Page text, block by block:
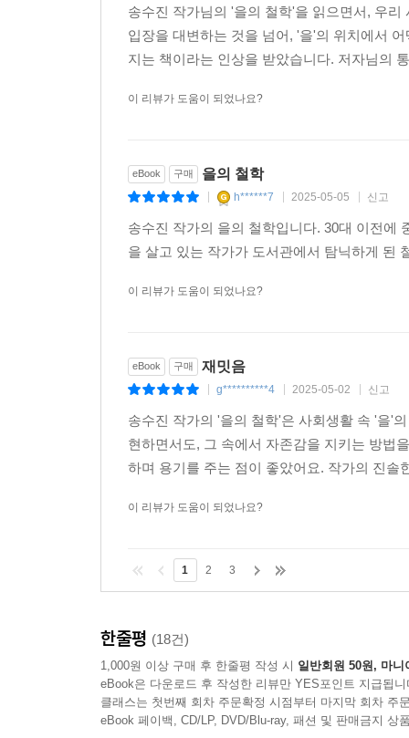
송수진 작가님의 '을의 철학'을 읽으면서, 우
입장을 대변하는 것을 넘어, '을'의 위치에서
지는 책이라는 인상을 받았습니다. 저자님의
이 리뷰가 도움이 되었나요?
eBook 구매 을의 철학
h******7 2025-05-05 신고
송수진 작가의 을의 철학입니다. 30대 이전에
을 살고 있는 작가가 도서관에서 탐닉하게 된
이 리뷰가 도움이 되었나요?
eBook 구매 재밋음
g**********4 2025-05-02 신고
송수진 작가의 '을의 철학'은 사회생활 속 '을'
현하면서도, 그 속에서 자존감을 지키는 방법
하며 용기를 주는 점이 좋았어요. 작가의 진
이 리뷰가 도움이 되었나요?
1 2 3
한줄평 (18건)
1,000원 이상 구매 후 한줄평 작성 시 일반회원 50원, 마니
eBook은 다운로드 후 작성한 리뷰만 YES포인트 지급됩니
클래스는 첫번째 회차 주문확정 시점부터 마지막 회차 주
eBook 페이백, CD/LP, DVD/Blu-ray, 패션 및 판매금지 상